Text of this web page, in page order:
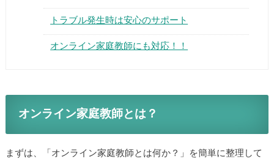
トラブル発生時は安心のサポート
オンライン家庭教師にも対応！！
オンライン家庭教師とは？
まずは、「オンライン家庭教師とは何か？」を簡単に整理して